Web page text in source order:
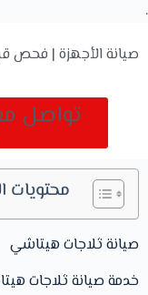
.
صيانة الأجهزة | فحص
تواصل
محتويات
صيانة ثلاجات هيتاشي
خدمة صيانة ثلاجات